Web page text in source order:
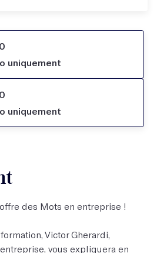
uniquement
uniquement
des Mots en entreprise !
Victor Gherardi,
vous expliquera en